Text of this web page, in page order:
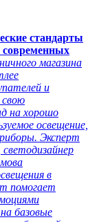
стандарты
современных
магазина
и
на хорошо
освещение,
Эксперт
в
помогает
базовые